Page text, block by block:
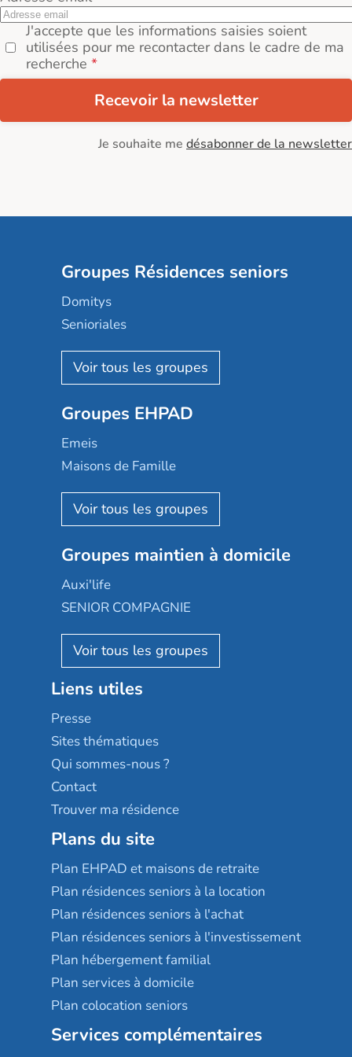
J'accepte que les informations saisies soient
utilisées pour me recontacter dans le cadre de ma
recherche
Recevoir la newsletter
Je souhaite me désabonner de la newsletter
Groupes Résidences seniors
Domitys
Senioriales
Nohée
Les Résidentiels
Mobicap
Domusvi
Happy Senior
Aquarelia
Nexity edenea
Les jardins d'Arcadie
Occitalia
Appartseniors
Reseda
Stella management
Les villages d'or
Sérénys
Résidences services Villa Médicis
Groupes EHPAD
Emeis
Maisons de Famille
Korian
Emera
Groupe SOS
Le Noble Âge
Almage
Résidalya
Groupe aplus
Groupes maintien à domicile
Auxi'life
SENIOR COMPAGNIE
AGE D'OR Services
Liens utiles
Presse
Sites thématiques
Qui sommes-nous ?
Contact
Trouver ma résidence
Plans du site
Plan EHPAD et maisons de retraite
Plan résidences seniors à la location
Plan résidences seniors à l'achat
Plan résidences seniors à l'investissement
Plan hébergement familial
Plan services à domicile
Plan colocation seniors
Services complémentaires